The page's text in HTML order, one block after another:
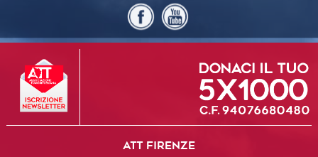
ATT FIRENZE